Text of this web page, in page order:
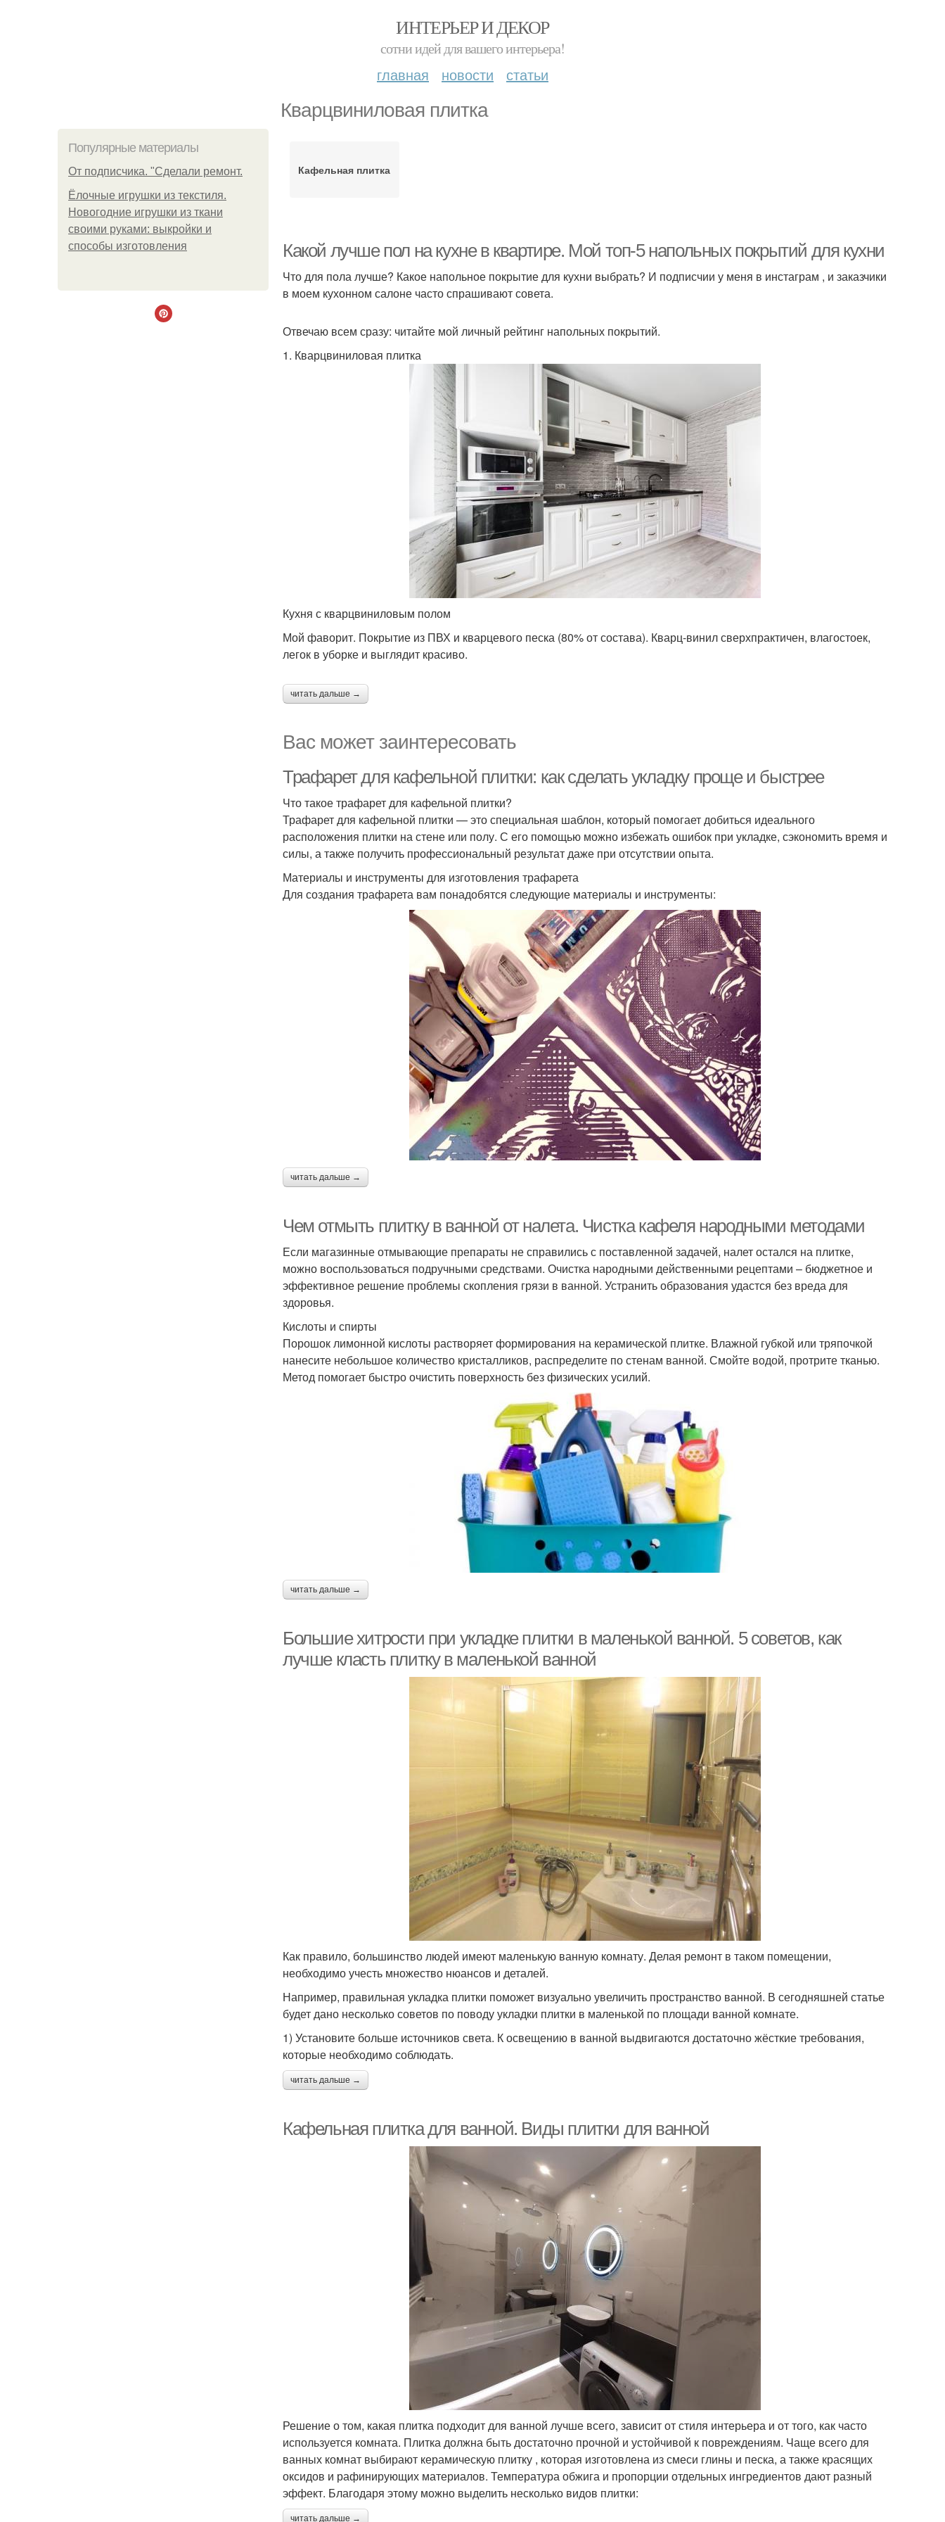
ИНТЕРЬЕР И ДЕКОР
сотни идей для вашего интерьера!
главная новости статьи
Кварцвиниловая плитка
Популярные материалы
От подписчика. "Сделали ремонт.
Ёлочные игрушки из текстиля.
Новогодние игрушки из ткани
своими руками: выкройки и
способы изготовления
Кафельная плитка
Какой лучше пол на кухне в квартире. Мой топ-5 напольных покрытий для кухни
Что для пола лучше? Какое напольное покрытие для кухни выбрать? И подписчии у меня в инстаграм , и заказчики
в моем кухонном салоне часто спрашивают совета.
Отвечаю всем сразу: читайте мой личный рейтинг напольных покрытий.
1. Кварцвиниловая плитка
Кухня с кварцвиниловым полом
Мой фаворит. Покрытие из ПВХ и кварцевого песка (80% от состава). Кварц-винил сверхпрактичен, влагостоек,
легок в уборке и выглядит красиво.
читать дальше →
Вас может заинтересовать
Трафарет для кафельной плитки: как сделать укладку проще и быстрее
Что такое трафарет для кафельной плитки?
Трафарет для кафельной плитки — это специальная шаблон, который помогает добиться идеального
расположения плитки на стене или полу. С его помощью можно избежать ошибок при укладке, сэкономить время и
силы, а также получить профессиональный результат даже при отсутствии опыта.
Материалы и инструменты для изготовления трафарета
Для создания трафарета вам понадобятся следующие материалы и инструменты:
читать дальше →
Чем отмыть плитку в ванной от налета. Чистка кафеля народными методами
Если магазинные отмывающие препараты не справились с поставленной задачей, налет остался на плитке,
можно воспользоваться подручными средствами. Очистка народными действенными рецептами – бюджетное и
эффективное решение проблемы скопления грязи в ванной. Устранить образования удастся без вреда для
здоровья.
Кислоты и спирты
Порошок лимонной кислоты растворяет формирования на керамической плитке. Влажной губкой или тряпочкой
нанесите небольшое количество кристалликов, распределите по стенам ванной. Смойте водой, протрите тканью.
Метод помогает быстро очистить поверхность без физических усилий.
читать дальше →
Большие хитрости при укладке плитки в маленькой ванной. 5 советов, как
лучше класть плитку в маленькой ванной
Как правило, большинство людей имеют маленькую ванную комнату. Делая ремонт в таком помещении,
необходимо учесть множество нюансов и деталей.
Например, правильная укладка плитки поможет визуально увеличить пространство ванной. В сегодняшней статье
будет дано несколько советов по поводу укладки плитки в маленькой по площади ванной комнате.
1) Установите больше источников света. К освещению в ванной выдвигаются достаточно жёсткие требования,
которые необходимо соблюдать.
читать дальше →
Кафельная плитка для ванной. Виды плитки для ванной
Решение о том, какая плитка подходит для ванной лучше всего, зависит от стиля интерьера и от того, как часто
используется комната. Плитка должна быть достаточно прочной и устойчивой к повреждениям. Чаще всего для
ванных комнат выбирают керамическую плитку , которая изготовлена ​​из смеси глины и песка, а также красящих
оксидов и рафинирующих материалов. Температура обжига и пропорции отдельных ингредиентов дают разный
эффект. Благодаря этому можно выделить несколько видов плитки:
читать дальше →